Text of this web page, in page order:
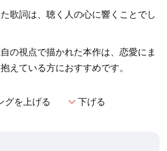
歌詞は、聴く人の心に響くことでし
の視点で描かれた本作は、恋愛にま
えている方におすすめです。
グを上げる expand_more下げる